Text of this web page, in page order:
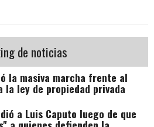
de noticias
la masiva marcha frente al
la ley de propiedad privada
a Luis Caputo luego de que